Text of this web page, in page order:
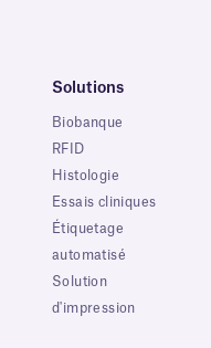
Solutions
Biobanque
RFID
Histologie
Essais cliniques
Étiquetage
automatisé
Solution
d'impression